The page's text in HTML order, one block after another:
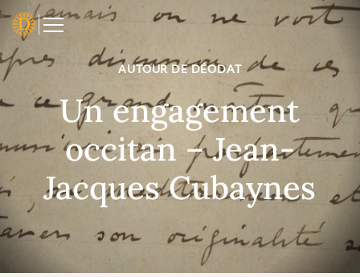
D
AUTOUR DE DÉODAT
Un engagement
occitan – Jean-
Jacques Cubaynes
Panneau de gestion des cookies